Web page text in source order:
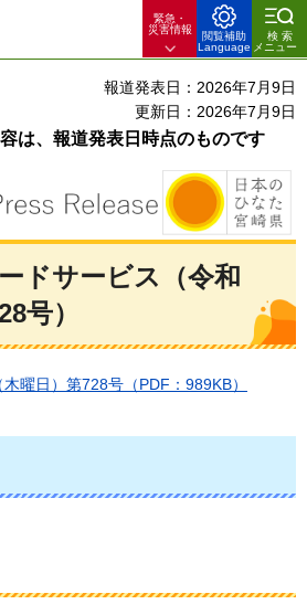
緊急・
災害情報
閲覧補助
Language
検索
メニュー
報道発表日：2026年7月9日
更新日：2026年7月9日
は、報道発表日時点のものです
ドサービス（令和
号）
曜日）第728号（PDF：989KB）